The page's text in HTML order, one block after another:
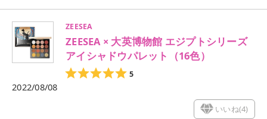
で肌トラブルも軽減するから乳化は とっても大事だよ〜😫 ー
ーーーーーーーーーーーーーーーーーーーー 山田養蜂場(アピセ
ラピーコスメティクス) マヌカハニークレンジングバーム/75g/
¥3850 ※定期購入初回:¥1925 山田養蜂場のサイトから購入でき
ハニー #クレンジングバーム #山田養蜂場 #スキンケア #毛穴
ケア #はちみつコスメ #クレンジング #バーム #黒ずみ #いち
ご鼻 ーーーーーーーーーーーーーーーーーーーーー
番ブラックからブラウン色多めの全6色 ⁡ ⁡ 発色の良い濃密ブラッ
ク 程よく際立つダークブラウン 赤み強めのブラウン 肌なじみ
の良い明るめミルクブラウン 透明感のあるブラウン寄りグレー
のモカグレージュ ピンクみのある華やかなロゼブラウン ⁡ ⁡ ーー
ーーーーーーーーーーーーーーーーーーー ⁡ ⁡ グレージュやダー
クブラウンも持ってるんですが リニューアル後の製品では無い
ので今回はR4の ロゼブラウンのみの紹介です😊 ⁡ ⁡ 初めて使った
リキッドアイライナーはラブライナー。 やっぱり1番びっくり
ZEESEA
ZEESEA × 大英博物館 エジプトシリーズ
アイシャドウパレット（16色）
5
2022/08/08
いいね(4)